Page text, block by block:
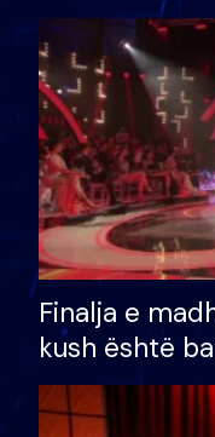
Finalja e
kush është
shtëpinë dhe
të fituar